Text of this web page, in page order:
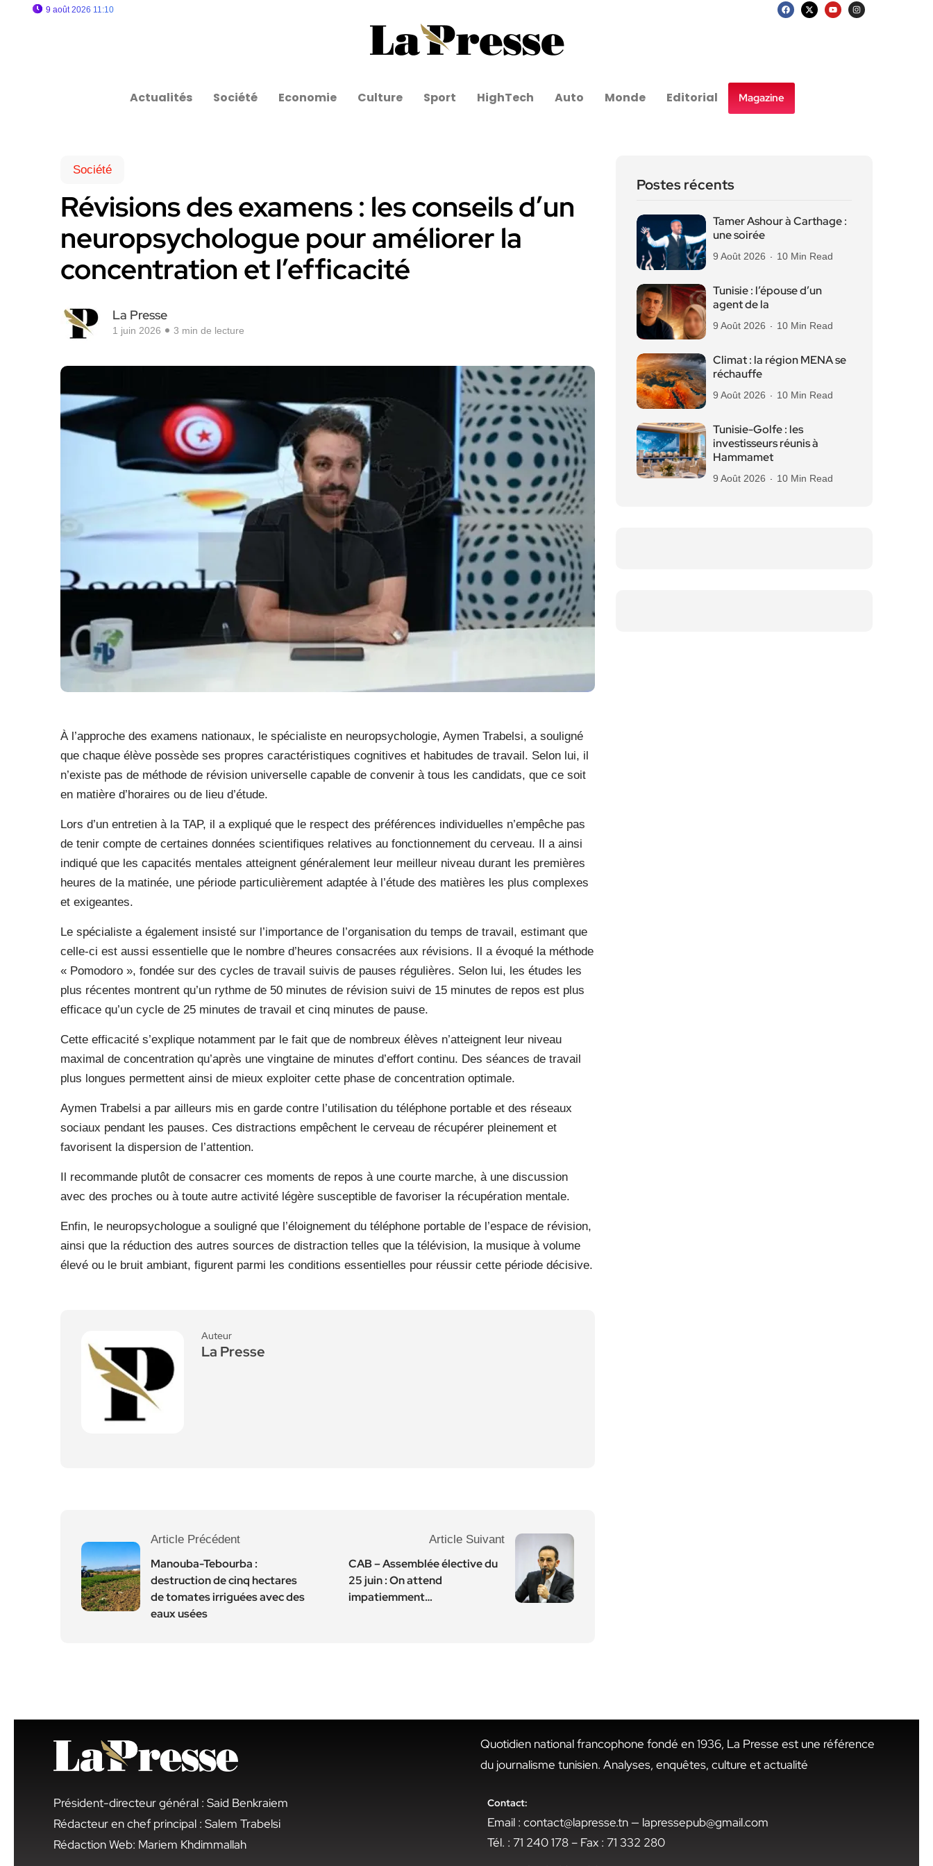
9 août 2026 11:10
Actualités Société Economie Culture Sport HighTech Auto Monde Editorial Magazine
Société
Révisions des examens : les conseils d’un
neuropsychologue pour améliorer la
concentration et l’efficacité
La Presse
1 juin 2026 3 min de lecture
À l’approche des examens nationaux, le spécialiste en neuropsychologie, Aymen Trabelsi, a souligné
que chaque élève possède ses propres caractéristiques cognitives et habitudes de travail. Selon lui, il
n’existe pas de méthode de révision universelle capable de convenir à tous les candidats, que ce soit
en matière d’horaires ou de lieu d’étude.
Lors d’un entretien à la TAP, il a expliqué que le respect des préférences individuelles n’empêche pas
de tenir compte de certaines données scientifiques relatives au fonctionnement du cerveau. Il a ainsi
indiqué que les capacités mentales atteignent généralement leur meilleur niveau durant les premières
heures de la matinée, une période particulièrement adaptée à l’étude des matières les plus complexes
et exigeantes.
Le spécialiste a également insisté sur l’importance de l’organisation du temps de travail, estimant que
celle-ci est aussi essentielle que le nombre d’heures consacrées aux révisions. Il a évoqué la méthode
« Pomodoro », fondée sur des cycles de travail suivis de pauses régulières. Selon lui, les études les
plus récentes montrent qu’un rythme de 50 minutes de révision suivi de 15 minutes de repos est plus
efficace qu’un cycle de 25 minutes de travail et cinq minutes de pause.
Cette efficacité s’explique notamment par le fait que de nombreux élèves n’atteignent leur niveau
maximal de concentration qu’après une vingtaine de minutes d’effort continu. Des séances de travail
plus longues permettent ainsi de mieux exploiter cette phase de concentration optimale.
Aymen Trabelsi a par ailleurs mis en garde contre l’utilisation du téléphone portable et des réseaux
sociaux pendant les pauses. Ces distractions empêchent le cerveau de récupérer pleinement et
favorisent la dispersion de l’attention.
Il recommande plutôt de consacrer ces moments de repos à une courte marche, à une discussion
avec des proches ou à toute autre activité légère susceptible de favoriser la récupération mentale.
Enfin, le neuropsychologue a souligné que l’éloignement du téléphone portable de l’espace de révision,
ainsi que la réduction des autres sources de distraction telles que la télévision, la musique à volume
élevé ou le bruit ambiant, figurent parmi les conditions essentielles pour réussir cette période décisive.
Auteur
La Presse
Article Précédent
Manouba-Tebourba :
destruction de cinq hectares
de tomates irriguées avec des
eaux usées
Article Suivant
CAB – Assemblée élective du
25 juin : On attend
impatiemment…
Postes récents
Tamer Ashour à Carthage :
une soirée
9 Août 2026 10 Min Read
Tunisie : l’épouse d’un
agent de la
9 Août 2026 10 Min Read
Climat : la région MENA se
réchauffe
9 Août 2026 10 Min Read
Tunisie-Golfe : les
investisseurs réunis à
Hammamet
9 Août 2026 10 Min Read
Président-directeur général : Said Benkraiem
Rédacteur en chef principal : Salem Trabelsi
Rédaction Web: Mariem Khdimmallah
Quotidien national francophone fondé en 1936, La Presse est une référence
du journalisme tunisien. Analyses, enquêtes, culture et actualité
Contact:
Email : contact@lapresse.tn — lapressepub@gmail.com
Tél. : 71 240 178 – Fax : 71 332 280